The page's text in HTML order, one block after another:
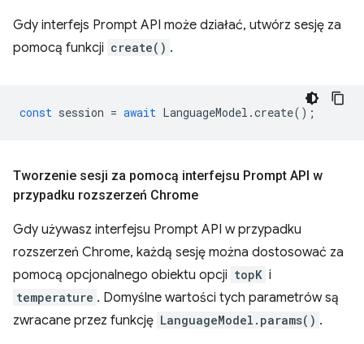
Gdy interfejs Prompt API może działać, utwórz sesję za
pomocą funkcji create() .
const session = await LanguageModel .create();
Tworzenie sesji za pomocą interfejsu Prompt API w
przypadku rozszerzeń Chrome
Gdy używasz interfejsu Prompt API w przypadku
rozszerzeń Chrome, każdą sesję można dostosować za
pomocą opcjonalnego obiektu opcji topK i
temperature . Domyślne wartości tych parametrów są
zwracane przez funkcję LanguageModel.params() .